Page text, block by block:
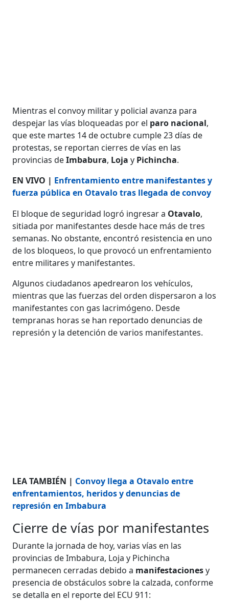
Mientras el convoy militar y policial avanza para
despejar las vías bloqueadas por el paro nacional,
que este martes 14 de octubre cumple 23 días de
protestas, se reportan cierres de vías en las
provincias deImbabura, Lojay Pichincha.
EN VIVO | Enfrentamiento entre manifestantes y
fuerza pública en Otavalo tras llegada de convoy
El bloque de seguridad logró ingresar a Otavalo,
sitiada por manifestantes desde hace más de tres
semanas. No obstante, encontró resistencia en uno
de los bloqueos, lo que provocó un enfrentamiento
entre militares y manifestantes.
Algunos ciudadanos apedrearon los vehículos,
mientras que las fuerzas del orden dispersaron a los
manifestantes con gas lacrimógeno. Desde
tempranas horas se han reportado denuncias de
represión y la detención de varios manifestantes.
LEA TAMBIÉN | Convoy llega a Otavalo entre
enfrentamientos, heridos y denuncias de
represión en Imbabura
Cierre de vías por manifestantes
Durante la jornada de hoy, varias vías en las
provincias de Imbabura, Loja y Pichincha
permanecen cerradas debido a manifestacionesy
presencia de obstáculos sobre la calzada, conforme
se detalla en el reporte del ECU 911: